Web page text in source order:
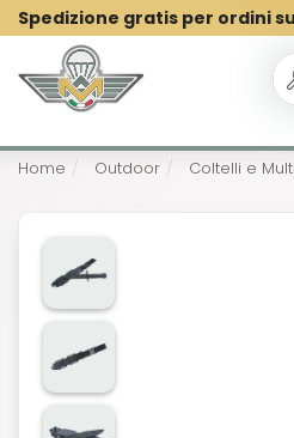
Spedizione gratis per ordini
Home Outdoor Coltelli e